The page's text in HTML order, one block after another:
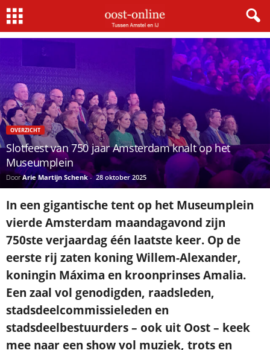
Home Slotfeest van 750 jaar Amsterdam knalt op het Museumplein
OVERZICHT
Slotfeest van 750 jaar Amsterdam knalt op het
Museumplein
Door Arie Martijn Schenk- 28 oktober 2025
In een gigantische tent op het Museumplein
vierde Amsterdam maandagavond zijn
750ste verjaardag één laatste keer. Op de
eerste rij zaten koning Willem-Alexander,
koningin Máxima en kroonprinses Amalia.
Een zaal vol genodigden, raadsleden,
stadsdeelcommissieleden en
stadsdeelbestuurders – ook uit Oost – keek
mee naar een show vol muziek, trots en
×
Gratis NieuwsMail
VOORNAAM
E-MAIL
Postcode
Met de inschrijving accepteer ik de
privacyverklaring.
Je ontvangt een bevestiging in je mailbox.